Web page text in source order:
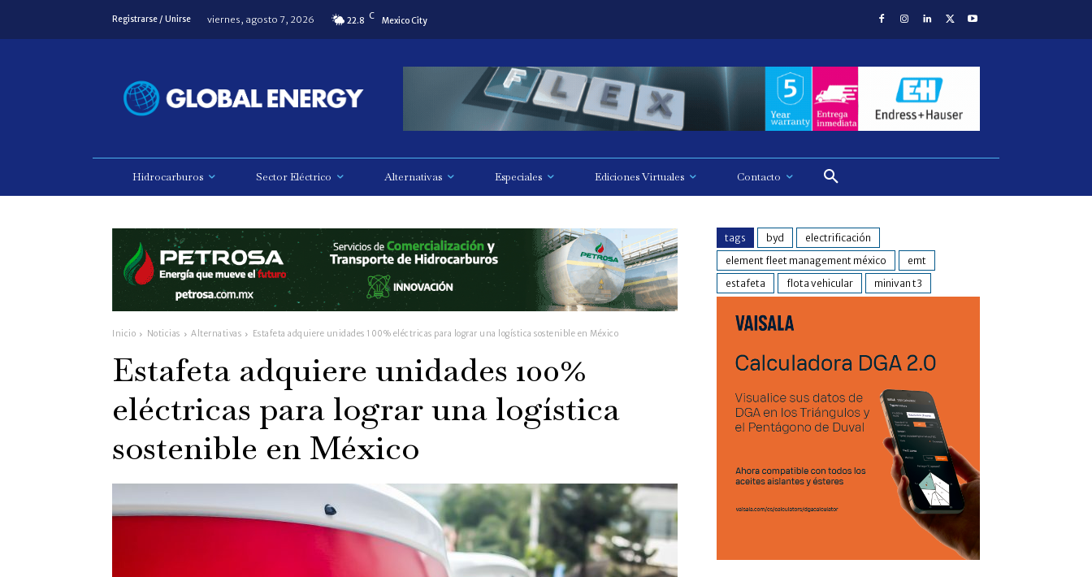
Registrarse / Unirse viernes, agosto 7, 2026 22.8 C Mexico City
Hidrocarburos Sector Eléctrico Alternativas Especiales Ediciones Virtuales Contacto
Inicio Noticias Alternativas Estafeta adquiere unidades 100% eléctricas para lograr una logística sostenible en México
Estafeta adquiere unidades 100%
eléctricas para lograr una logística
sostenible en México
tags byd
electrificación
element fleet management méxico
emt
estafeta
flota vehicular minivan t3